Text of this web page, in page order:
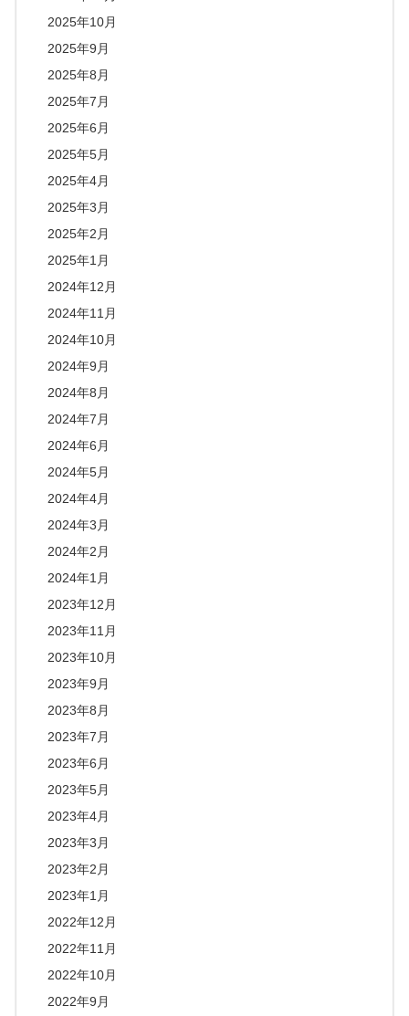
2025年10月
2025年9月
2025年8月
2025年7月
2025年6月
2025年5月
2025年4月
2025年3月
2025年2月
2025年1月
2024年12月
2024年11月
2024年10月
2024年9月
2024年8月
2024年7月
2024年6月
2024年5月
2024年4月
2024年3月
2024年2月
2024年1月
2023年12月
2023年11月
2023年10月
2023年9月
2023年8月
2023年7月
2023年6月
2023年5月
2023年4月
2023年3月
2023年2月
2023年1月
2022年12月
2022年11月
2022年10月
2022年9月